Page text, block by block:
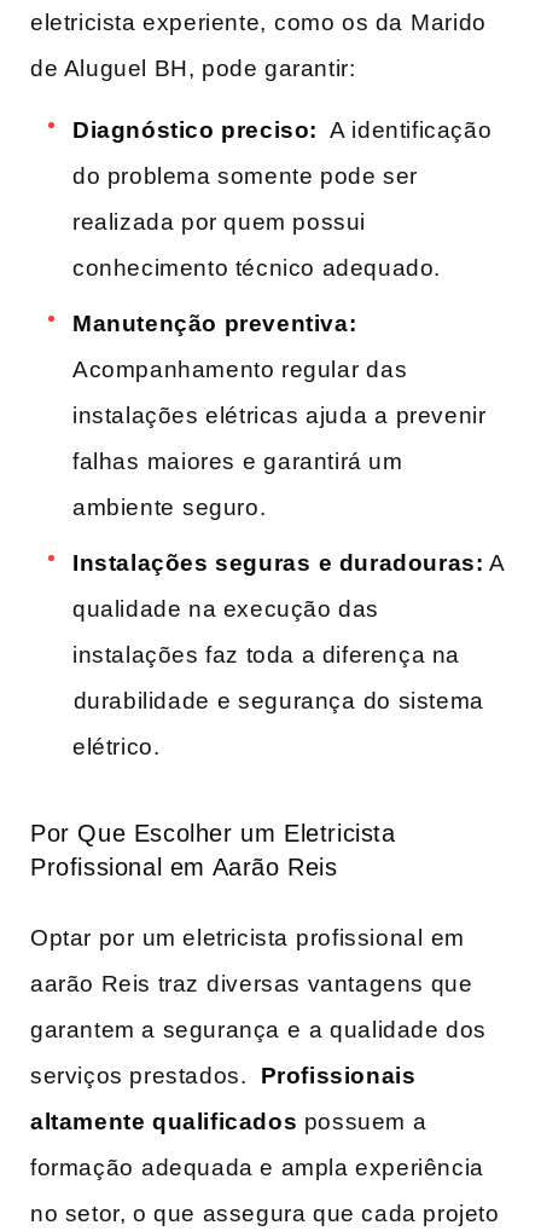
‌eletricista experiente,⁢ como os da ⁢Marido
de Aluguel‌ BH, pode ‌garantir:
Diagnóstico‌ preciso: ‌ A identificação
do problema somente pode ser
realizada por ‌quem possui
conhecimento técnico adequado.
Manutenção preventiva:
Acompanhamento regular⁤ das
instalações elétricas ajuda a ⁣prevenir‌
falhas ⁤maiores e ⁢garantirá um
ambiente⁢ seguro.
Instalações seguras⁢ e ​duradouras: ​A
qualidade na execução das
instalações faz toda a diferença na
⁣durabilidade ⁤e segurança⁤ do sistema
elétrico.
Por Que Escolher um Eletricista​
Profissional em Aarão Reis
Optar ‍por ⁤um eletricista ⁢profissional⁤ em‌
aarão Reis traz ⁢diversas vantagens que
garantem a segurança ⁣e ⁤a qualidade dos
serviços prestados. ‌ Profissionais
altamente qualificados possuem⁣ a
formação ⁢adequada e ampla‍ experiência
no setor, o que assegura ‌que cada projeto ​